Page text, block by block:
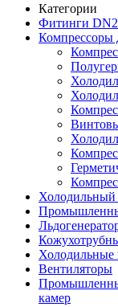
Категории
Фитинги DN2
Компрессоры
Холодильный
Холодильные
Вентиляторы
камер